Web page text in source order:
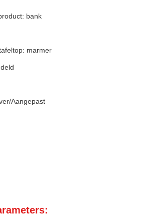
bank
marmer
Aangepast